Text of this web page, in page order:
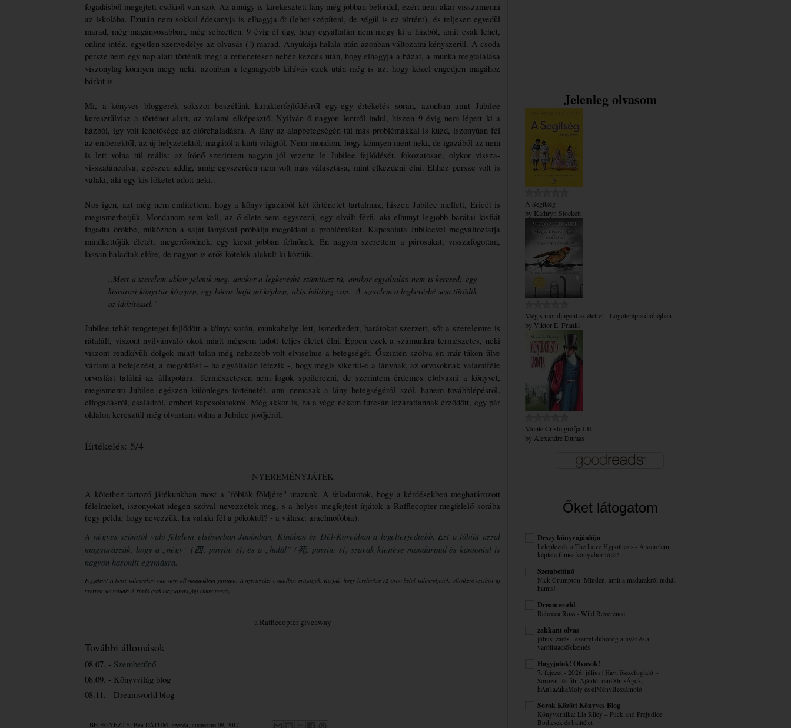
fogadásból megejtett csókról van szó. Az amúgy is kirekesztett lány még jobban befordul, ezért nem akar visszamenni
az iskolába. Ezután nem sokkal édesanyja is elhagyja őt (lehet szépíteni, de végül is ez történt), és teljesen egyedül
marad, még magányosabban, még sebzetten. 9 évig él úgy, hogy egyáltalán nem megy ki a házból, amit csak lehet,
online intéz, egyetlen szenvedélye az olvasás (!) marad. Anyukája halála után azonban változatni kényszerül. A csoda
persze nem egy nap alatt történik meg: a rettenetesen nehéz kezdés után, hogy elhagyja a házat, a munka megtalálása
viszonylag könnyen megy neki, azonban a legnagyobb kihívás ezek után még is az, hogy közel engedjen magához
bárkit is.
Mi, a könyves bloggerek sokszor beszélünk karakterfejlődésről egy-egy értékelés során, azonban amit Jubilee
keresztülvisz a történet alatt, az valami elképesztő. Nyilván ő nagyon lentről indul, hiszen 9 évig nem lépett ki a
házból, így volt lehetősége az előrehaladásra. A lány az alapbetegségén túl más problémákkal is küzd, iszonyúan fél
az emberektől, az új helyzetektől, magától a kinti világtól. Nem mondom, hogy könnyen ment neki, de igazából az nem
is lett volna túl reális: az írónő szerintem nagyon jól vezette le Jubilee fejlődését, fokozatosan, olykor vissza-
visszatáncolva, egészen addig, amíg egyszerűen nem volt más választása, mint elkezdeni élni. Ehhez persze volt is
valaki, aki egy kis löketet adott neki..
Nos igen, azt még nem említettem, hogy a könyv igazából két történetet tartalmaz, hiszen Jubilee mellett, Ericét is
megismerhetjük. Mondanom sem kell, az ő élete sem egyszerű, egy elvált férfi, aki elhunyt legjobb barátai kisfiát
fogadta örökbe, miközben a saját lányával próbálja megoldani a problémákat. Kapcsolata Jubileevel megváltoztatja
mindkettőjük életét, megerősödnek, egy kicsit jobban felnőnek. Én nagyon szerettem a párosukat, visszafogottan,
lassan haladtak előre, de nagyon is erős kötelék alakult ki köztük.
,,Mert a szerelem akkor jelenik meg, amikor a legkevésbé számítasz rá, amikor egyáltalán nem is keresed; egy
kisvárosi könyvtár közepén, egy kócos hajú nő képben, akin hálóing van. A szerelem a legkevésbé sem törődik
az időzítéssel."
Jubilee tehát rengeteget fejlődött a könyv során, munkahelye lett, ismerkedett, barátokat szerzett, sőt a szerelemre is
rátalált, viszont nyilvánvaló okok miatt mégsem tudott teljes életet élni. Éppen ezek a számunkra természetes, neki
viszont rendkívüli dolgok miatt talán még nehezebb volt elviselnie a betegségét. Őszintén szólva én már tűkön ülve
vártam a befejezést, a megoldást – ha egyáltalán létezik -, hogy mégis sikerül-e a lánynak, az orvosoknak valamiféle
orvoslást találni az állapotára. Természetesen nem fogok spoilerezni, de szerintem érdemes elolvasni a könyvet,
megismerni Jubilee egészen különleges történetét, ami nemcsak a lány betegségéről szól, hanem továbblépésről,
elfogadásról, családról, emberi kapcsolatokról. Még akkor is, ha a vége nekem furcsán lezáratlannak érződött, egy pár
oldalon keresztül még olvastam volna a Jubilee jövőjéről.
Értékelés: 5/4
NYEREMÉNYJÁTÉK
A kötethez tartozó játékunkban most a "fóbiák földjére" utazunk. A feladatotok, hogy a kérdésekben meghatározott
félelmeket, iszonyokat idegen szóval nevezzétek meg, s a helyes megfejtést írjátok a Rafflecopter megfelelő sorába
(egy példa: hogy nevezzük, ha valaki fél a pókoktól? - a válasz: arachnofóbia).
A négyes számtól való félelem elsősorban Japánban, Kínában és Dél-Koreában a legelterjedtebb. Ezt a fóbiát azzal
magyarázzák, hogy a „négy” (四, pinyin: sì) és a „halál” (死, pinyin: sǐ) szavak kiejtése mandarinul és kantoniul is
nagyon hasonlít egymásra.
Figyelem! A beírt válaszokon már nem áll módunkban javítani. A nyerteseket e-mailben értesítjük. Kérjük, hogy levelünkre 72 órán belül válaszoljatok, ellenkező esetben új
nyertest sorsolunk! A kiadó csak magyarországi címre postáz.
a Rafflecopter giveaway
További állomások
08.07. - Szembetűnő
08.09. - Könyvvilág blog
08.11. - Dreamworld blog
BEJEGYEZTE: Bea DÁTUM: szerda, augusztus 09, 2017
Jelenleg olvasom
A Segítség
by Kathryn Stockett
Mégis mondj igent az életre! - Logoterápia dióhéjban
by Viktor E. Frankl
Monte Cristo grófja I-II
by Alexandre Dumas
Őket látogatom
Deszy könyvajánlója
Leleplezték a The Love Hypothesis - A szerelem
képlete filmes könyvborítóját!
Szembetűnő
Nick Crumpton: Minden, amit a madarakról tudtál,
hamis!
Dreamworld
Rebecca Ross - Wild Reverence
zakkant olvas
júliusi zárás - ezerrel dübörög a nyár és a
várólistacsökkentés
Hagyjatok! Olvasok!
7. fejezet - 2026. július | Havi összefoglaló ~
Sorozat- és filmAjánló, ranD0msÁgok,
hAuTaZikaMoly és élMényBeszámoló
Sorok Között Könyves Blog
Könyvkritika: Lia Riley – Puck ​and Prejudice:
Bodicsek és balítélet